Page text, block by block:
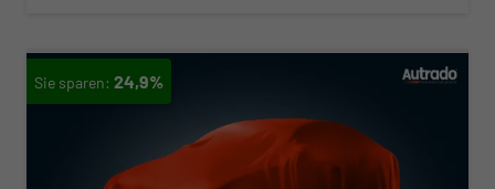
24,9%